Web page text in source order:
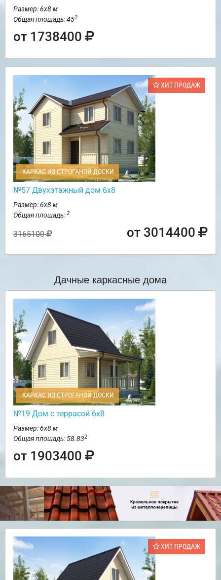
Размер: 6х8 м
Общая площадь: 452
от 1738400
ХИТ ПРОДАЖ
КАРКАС ИЗ СТРОГАНОЙ ДОСКИ
№57 Двухэтажный дом 6х8
Размер: 6х8 м
Общая площадь: 2
3165100 от 3014400
Дачные каркасные дома
КАРКАС ИЗ СТРОГАНОЙ ДОСКИ
№19 Дом с террасой 6х8
Размер: 6х8 м
Общая площадь: 58.832
от 1903400
ХИТ ПРОДАЖ